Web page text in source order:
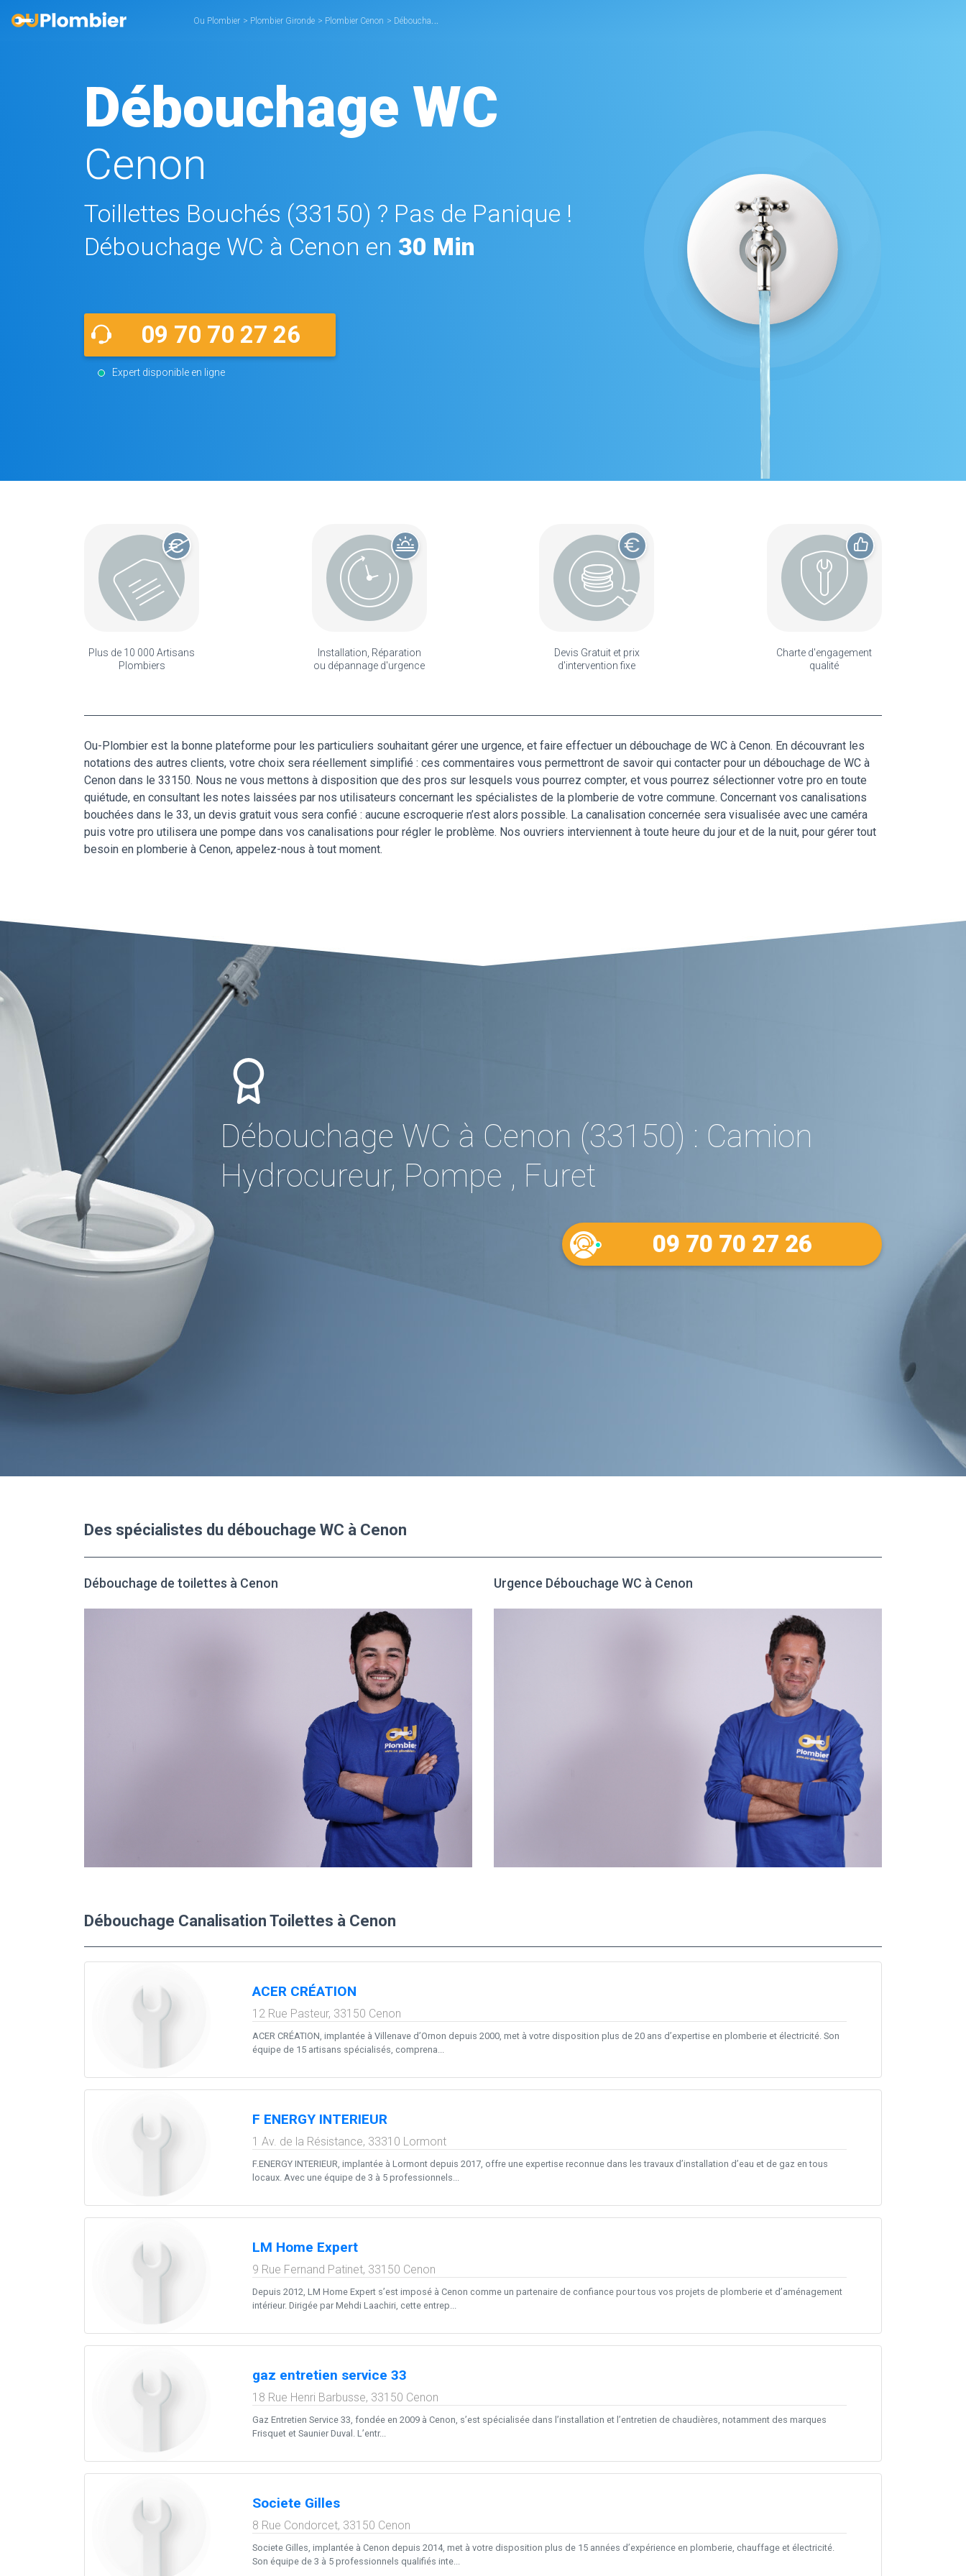
Ou Plombier > Plombier Gironde > Plombier Cenon > Débouchage WC Cenon
Débouchage WC
Cenon
Toillettes Bouchés (33150) ? Pas de Panique !
Débouchage WC à Cenon en 30 Min
09 70 70 27 26
Expert disponible en ligne
Plus de 10 000 Artisans
Plombiers
Installation, Réparation
ou dépannage d'urgence
Devis Gratuit et prix
d'intervention fixe
Charte d'engagement
qualité
Ou-Plombier est la bonne plateforme pour les particuliers souhaitant gérer une urgence, et faire effectuer un débouchage de WC à Cenon. En découvrant les
notations des autres clients, votre choix sera réellement simplifié : ces commentaires vous permettront de savoir qui contacter pour un débouchage de WC à
Cenon dans le 33150. Nous ne vous mettons à disposition que des pros sur lesquels vous pourrez compter, et vous pourrez sélectionner votre pro en toute
quiétude, en consultant les notes laissées par nos utilisateurs concernant les spécialistes de la plomberie de votre commune. Concernant vos canalisations
bouchées dans le 33, un devis gratuit vous sera confié : aucune escroquerie n’est alors possible. La canalisation concernée sera visualisée avec une caméra
puis votre pro utilisera une pompe dans vos canalisations pour régler le problème. Nos ouvriers interviennent à toute heure du jour et de la nuit, pour gérer tout
besoin en plomberie à Cenon, appelez-nous à tout moment.
Débouchage WC à Cenon (33150) : Camion
Hydrocureur, Pompe , Furet
09 70 70 27 26
Des spécialistes du débouchage WC à Cenon
Débouchage de toilettes à Cenon Urgence Débouchage WC à Cenon
Débouchage Canalisation Toilettes à Cenon
ACER CRÉATION
12 Rue Pasteur, 33150 Cenon
ACER CRÉATION, implantée à Villenave d’Ornon depuis 2000, met à votre disposition plus de 20 ans d’expertise en plomberie et électricité. Son
équipe de 15 artisans spécialisés, comprena...
F ENERGY INTERIEUR
1 Av. de la Résistance, 33310 Lormont
F.ENERGY INTERIEUR, implantée à Lormont depuis 2017, offre une expertise reconnue dans les travaux d’installation d’eau et de gaz en tous
locaux. Avec une équipe de 3 à 5 professionnels...
LM Home Expert
9 Rue Fernand Patinet, 33150 Cenon
Depuis 2012, LM Home Expert s’est imposé à Cenon comme un partenaire de confiance pour tous vos projets de plomberie et d’aménagement
intérieur. Dirigée par Mehdi Laachiri, cette entrep...
gaz entretien service 33
18 Rue Henri Barbusse, 33150 Cenon
Gaz Entretien Service 33, fondée en 2009 à Cenon, s’est spécialisée dans l’installation et l’entretien de chaudières, notamment des marques
Frisquet et Saunier Duval. L’entr...
Societe Gilles
8 Rue Condorcet, 33150 Cenon
Societe Gilles, implantée à Cenon depuis 2014, met à votre disposition plus de 15 années d’expérience en plomberie, chauffage et électricité.
Son équipe de 3 à 5 professionnels qualifiés inte...